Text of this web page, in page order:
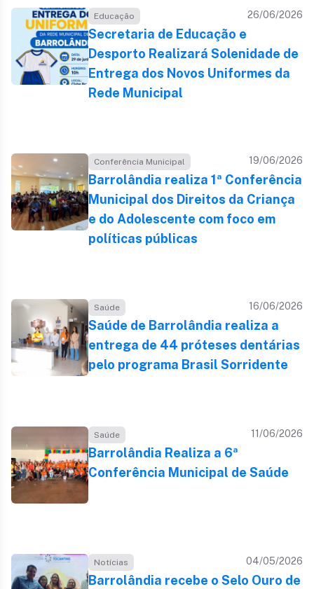
Educação 26/06/2026
Secretaria de Educação e
Desporto Realizará Solenidade de
Entrega dos Novos Uniformes da
Rede Municipal
Conferência Municipal 19/06/2026
Barrolândia realiza 1ª Conferência
Municipal dos Direitos da Criança
e do Adolescente com foco em
políticas públicas
Saúde 16/06/2026
Saúde de Barrolândia realiza a
entrega de 44 próteses dentárias
pelo programa Brasil Sorridente
Saúde 11/06/2026
Barrolândia Realiza a 6ª
Conferência Municipal de Saúde
Notícias 04/05/2026
Barrolândia recebe o Selo Ouro de